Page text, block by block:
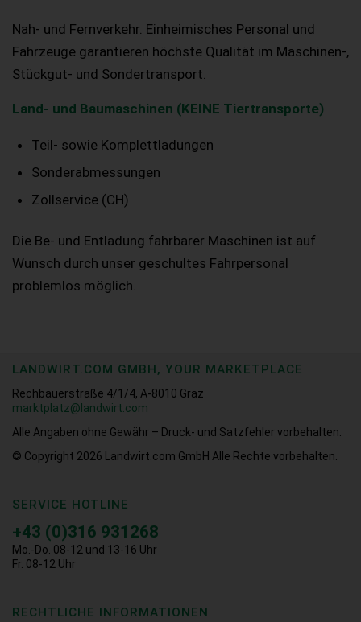
Nah- und Fernverkehr. Einheimisches Personal und
Fahrzeuge garantieren höchste Qualität im Maschinen-,
Stückgut- und Sondertransport.
Land- und Baumaschinen (KEINE Tiertransporte)
Teil- sowie Komplettladungen
Sonderabmessungen
Zollservice (CH)
Die Be- und Entladung fahrbarer Maschinen ist auf
Wunsch durch unser geschultes Fahrpersonal
problemlos möglich.
LANDWIRT.COM GMBH, YOUR MARKETPLACE
Rechbauerstraße 4/1/4, A-8010 Graz
marktplatz@landwirt.com
Alle Angaben ohne Gewähr – Druck- und Satzfehler vorbehalten.
© Copyright 2026
Landwirt.com GmbH Alle Rechte vorbehalten.
SERVICE HOTLINE
+43 (0)316 931268
Mo.-Do. 08-12 und 13-16 Uhr
Fr. 08-12 Uhr
RECHTLICHE INFORMATIONEN